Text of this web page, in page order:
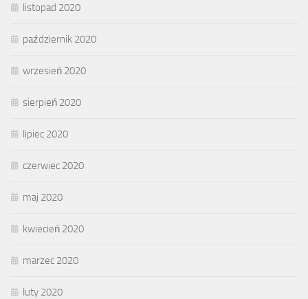
listopad 2020
październik 2020
wrzesień 2020
sierpień 2020
lipiec 2020
czerwiec 2020
maj 2020
kwiecień 2020
marzec 2020
luty 2020